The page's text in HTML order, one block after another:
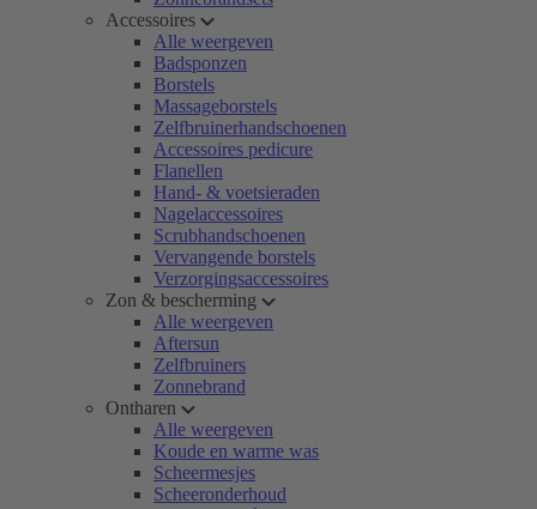
Accessoires
Alle weergeven
Badsponzen
Borstels
Massageborstels
Zelfbruinerhandschoenen
Accessoires pedicure
Flanellen
Hand- & voetsieraden
Nagelaccessoires
Scrubhandschoenen
Vervangende borstels
Verzorgingsaccessoires
Zon & bescherming
Alle weergeven
Aftersun
Zelfbruiners
Zonnebrand
Ontharen
Alle weergeven
Koude en warme was
Scheermesjes
Scheeronderhoud